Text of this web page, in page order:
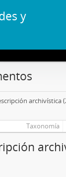
y
archivística
Taxonomía